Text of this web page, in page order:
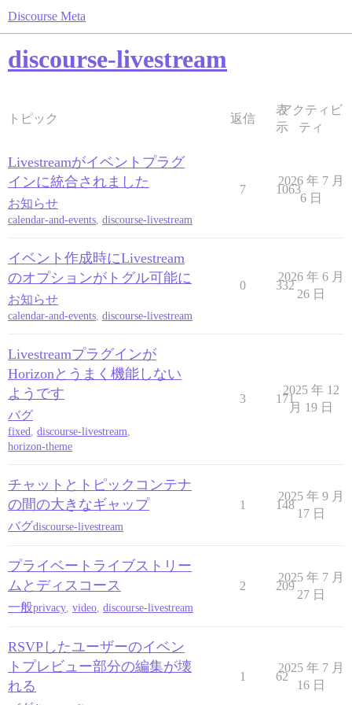
Discourse Meta
discourse-livestream
トピック 返信
表
示
アクティビ
ティ
Livestreamがイベントプラグ
インに統合されました
お知らせ
calendar-and-events, discourse-livestream
7 1063
2026 年 7 月
6 日
イベント作成時にLivestream
のオプションがトグル可能に
お知らせ
calendar-and-events, discourse-livestream
0 332
2026 年 6 月
26 日
Livestreamプラグインが
Horizonとうまく機能しない
ようです
バグ
fixed, discourse-livestream,
horizon-theme
3 171
2025 年 12
月 19 日
チャットとトピックコンテナ
の間の大きなギャップ
バグdiscourse-livestream
1 148
2025 年 9 月
17 日
プライベートライブストリー
ムとディスコース
一般privacy video discourse-livestream
2 209
2025 年 7 月
27 日
RSVPしたユーザーのイベン
トプレビュー部分の編集が壊
れる
1 62
2025 年 7 月
16 日